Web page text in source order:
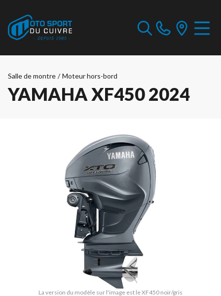
Salle de montre / Moteur hors-bord
YAMAHA XF450 2024
La version du modèle sur l'image est le XF450 noir/gris